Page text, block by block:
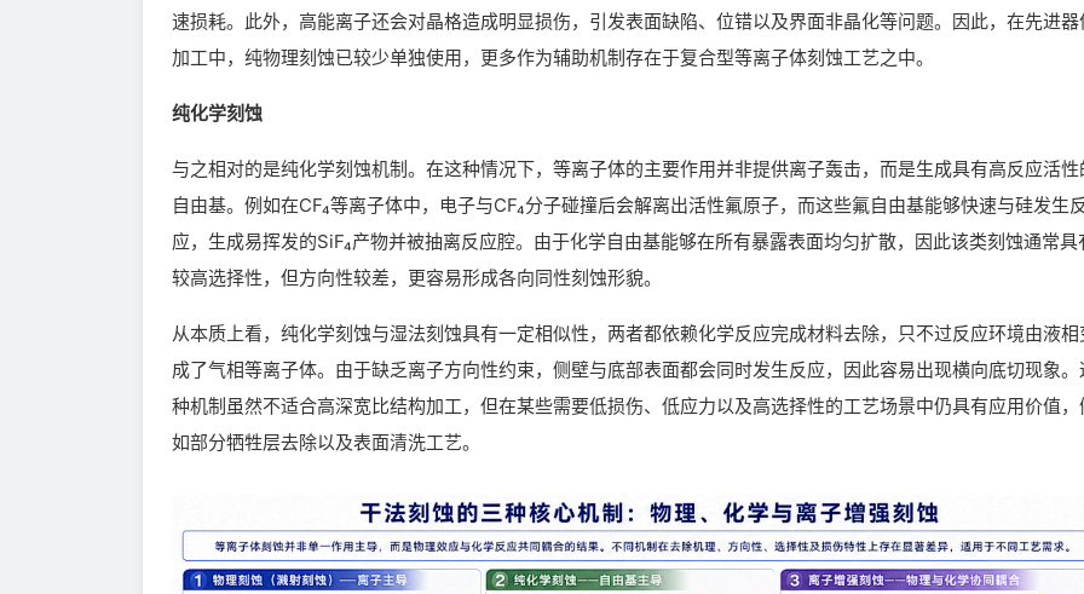
速损耗。此外，高能离子还会对晶格造成明显损伤，引发表面缺陷、位错以及界面非晶化等问题。因此，在先进器
加工中，纯物理刻蚀已较少单独使用，更多作为辅助机制存在于复合型等离子体刻蚀工艺之中。
纯化学刻蚀
与之相对的是纯化学刻蚀机制。在这种情况下，等离子体的主要作用并非提供离子轰击，而是生成具有高反应活性
自由基。例如在CF₄等离子体中，电子与CF₄分子碰撞后会解离出活性氟原子，而这些氟自由基能够快速与硅发生反
应，生成易挥发的SiF₄产物并被抽离反应腔。由于化学自由基能够在所有暴露表面均匀扩散，因此该类刻蚀通常具
较高选择性，但方向性较差，更容易形成各向同性刻蚀形貌。
从本质上看，纯化学刻蚀与湿法刻蚀具有一定相似性，两者都依赖化学反应完成材料去除，只不过反应环境由液相
成了气相等离子体。由于缺乏离子方向性约束，侧壁与底部表面都会同时发生反应，因此容易出现横向底切现象。
种机制虽然不适合高深宽比结构加工，但在某些需要低损伤、低应力以及高选择性的工艺场景中仍具有应用价值，
如部分牺牲层去除以及表面清洗工艺。